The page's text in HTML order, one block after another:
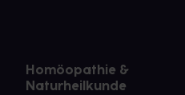
Homöopathie &
Naturheilkunde